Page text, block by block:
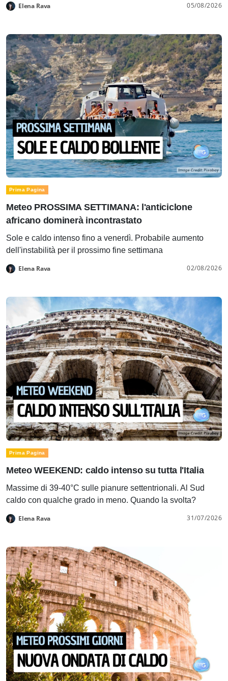
Elena Rava 05/08/2026
Prima Pagina
Meteo PROSSIMA SETTIMANA: l'anticiclone
africano dominerà incontrastato
Sole e caldo intenso fino a venerdì. Probabile aumento
dell'instabilità per il prossimo fine settimana
Elena Rava 02/08/2026
Prima Pagina
Meteo WEEKEND: caldo intenso su tutta l'Italia
Massime di 39-40°C sulle pianure settentrionali. Al Sud
caldo con qualche grado in meno. Quando la svolta?
Elena Rava 31/07/2026